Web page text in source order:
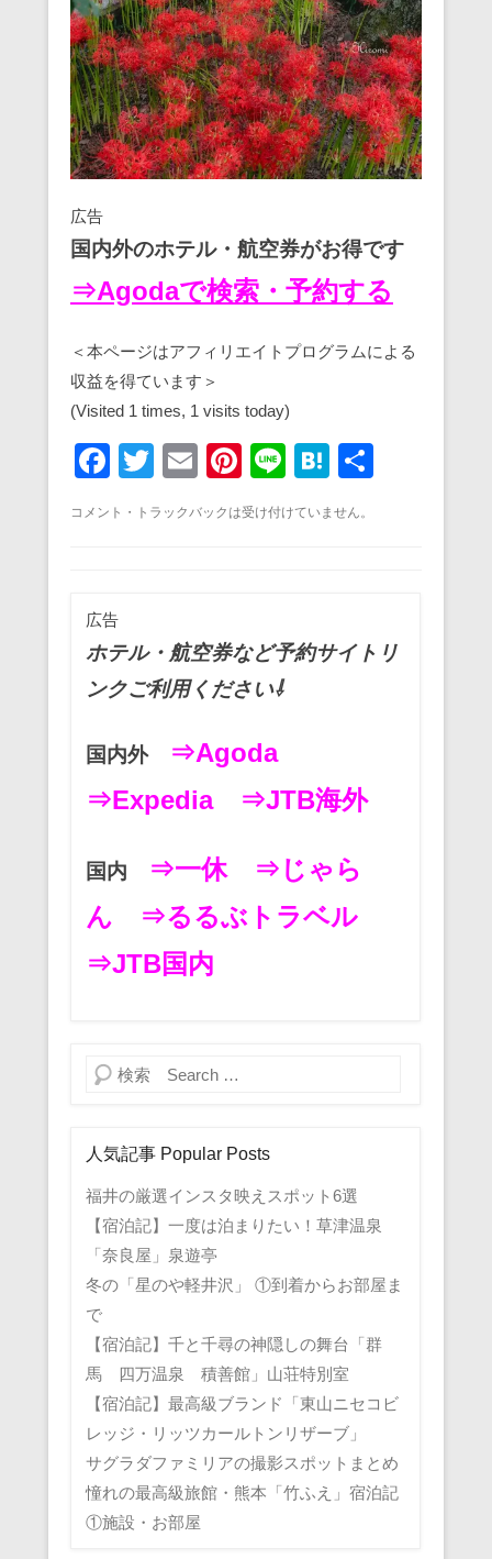
広告
国内外のホテル・航空券がお得です
⇒Agodaで検索・予約する
＜本ページはアフィリエイトプログラムによる
収益を得ています＞
(Visited 1 times, 1 visits today)
F
c
b
o
o
k
T
tt
E
ail
Pi
nt
er
Li
e
H
e
コメント・トラックバックは受け付けていません。
広告
ホテル・航空券など予約サイトリ
ンクご利用ください⇩
国内外
⇒Agoda
⇒Expedia
⇒JTB海外
国内 ⇒一休
⇒じゃら
ん
⇒るるぶトラベル
⇒JTB国内
検索
人気記事 Popular Posts
福井の厳選インスタ映えスポット6選
【宿泊記】一度は泊まりたい！草津温泉
「奈良屋」泉遊亭
冬の「星のや軽井沢」 ①到着からお部屋ま
で
【宿泊記】千と千尋の神隠しの舞台「群
馬 四万温泉 積善館」山荘特別室
【宿泊記】最高級ブランド「東山ニセコビ
レッジ・リッツカールトンリザーブ」
サグラダファミリアの撮影スポットまとめ
憧れの最高級旅館・熊本「竹ふえ」宿泊記
①施設・お部屋